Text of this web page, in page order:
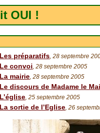
OUI !
Les préparatifs, 28 septembre
Le convoi, 28 septembre 2005
La mairie, 28 septembre 2005
Le discours de Madame le
L’église, 25 septembre 2005
La sortie de l’Eglise, 26